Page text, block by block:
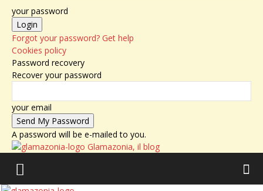
your password
Forgot your password? Get help
Cookies policy
Password recovery
Recover your password
your email
A password will be e-mailed to you.
Glamazonia, il blog